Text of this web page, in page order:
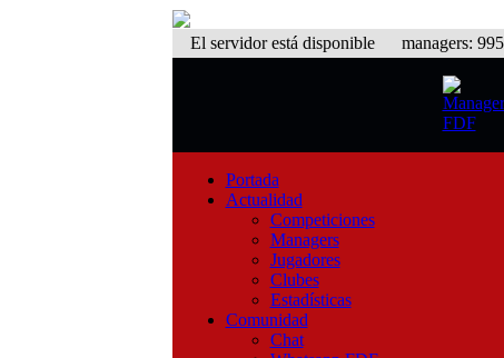
El servidor está disponiblemanagers:
Portada
Actualidad
Competiciones
Managers
Jugadores
Clubes
Estadísticas
Comunidad
Chat